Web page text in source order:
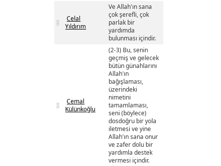
Celal
Yıldırım
Ve Allah'ın sana
çok şerefli, çok
parlak bir
yardımda
bulunması içindir.
Cemal
Külünkoğlu
(2-3) Bu, senin
geçmiş ve gelecek
bütün günahlarını
Allah'ın
bağışlaması,
üzerindeki
nimetini
tamamlaması,
seni (böylece)
dosdoğru bir yola
iletmesi ve yine
Allah'ın sana onur
ve zafer dolu bir
yardımla destek
vermesi içindir.